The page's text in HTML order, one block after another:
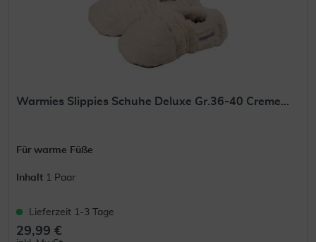
Warmies Slippies Schuhe Deluxe Gr.36-40 Creme...
Für warme Füße
Inhalt 1 Paar
Lieferzeit 1-3 Tage
29,99 €